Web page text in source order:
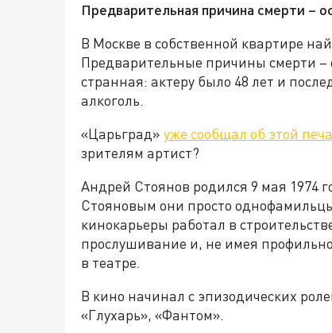
Предварительная причина смерти –
В Москве в собственной квартире
Предварительные причины смерти –
странная: актеру было 48 лет и
алкоголь.
«Царьград» уже сообщал об этой
зрителям артист?
Андрей Стоянов родился 9 мая 1974
Стояновым они просто
кинокарьеры работал в
прослушивание и, не имея
в театре.
В кино начинал с эпизодических
«Глухарь», «Фантом».